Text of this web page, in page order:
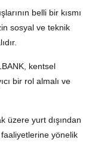
belli bir kısmı
sosyal ve teknik
kentsel
bir rol almalı ve
üzere yurt dışından
yönelik